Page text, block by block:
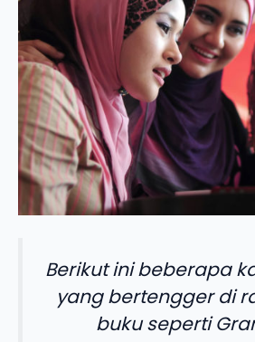
Berikut ini beberapa
yang bertengger di
buku seperti